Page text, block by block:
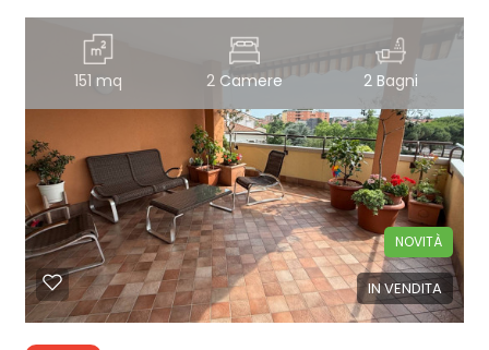
151 mq 2 Camere 2 Bagni
IN VENDITA
NOVITÀ